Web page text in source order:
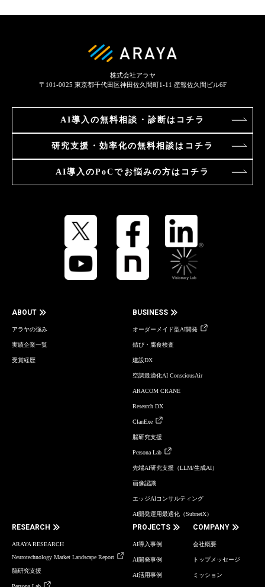
株式会社アラヤ
〒101-0025 東京都千代田区神田佐久間町1-11 産報佐久間ビル6F
AI導入の無料相談・診断はコチラ
研究支援・効率化の無料相談はコチラ
AI導入のPoCで お悩みの方はコチラ
ABOUT
アラヤの強み
実績企業一覧
受賞経歴
BUSINESS
オーダーメイド型AI開発
錆び・腐食検査
建設DX
空調最適化AI ConsciousAir
ARACOM CRANE
Research DX
ClanExe
脳研究支援
Persona Lab
先端AI研究支援（LLM/生成AI）
画像認識
エッジAIコンサルティング
AI開発運用最適化（SubnetX）
RESEARCH
ARAYA RESEARCH
Neurotechnology Market Landscape Report
脳研究支援
PROJECTS
AI導入事例
AI開発事例
AI活用事例
COMPANY
会社概要
トップメッセージ
ミッション